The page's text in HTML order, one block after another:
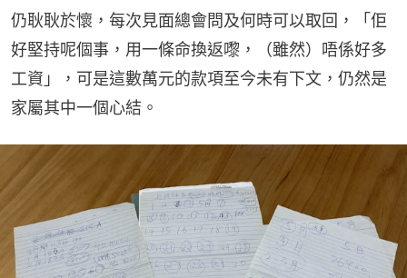
仍耿耿於懷，每次見面總會問及何時可以取回，「佢
好堅持呢個事，用一條命換返嚟，（雖然）唔係好多
工資」，可是這數萬元的款項至今未有下文，仍然是
家屬其中一個心結。